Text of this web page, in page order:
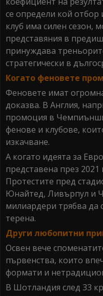
се определи кой отбор
клуб има силен сезон,
представяния в
принуждава
стратегически в
Когато феновете
Феновете имат
доказва. В Англия,
промоция в
фенове и клубове,
изкачване.
А когато идеята за
представена през 2021
Протестите пред
Юнайтед, Ливърпул и
милиардери трябва да
терена.
Други любопитни
Освен вече
първенства, които
формати и
В Шотландия след 33